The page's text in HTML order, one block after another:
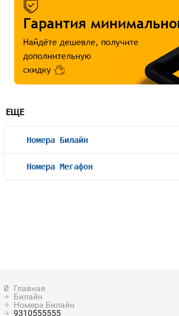
Билайн
Номера Билайн
9310555555
ЕЩЕ
Номера Билайн
Номера Мегафон